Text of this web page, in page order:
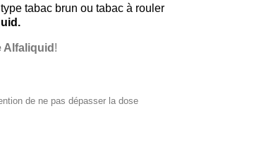
tabac brun ou tabac à rouler
Alfaliquid!
de ne pas dépasser la dose